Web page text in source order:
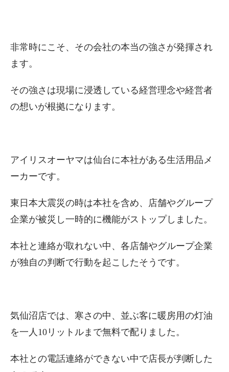
非常時にこそ、その会社の本当の強さが発揮され
ます。
その強さは現場に浸透している経営理念や経営者
の想いが根拠になります。
アイリスオーヤマは仙台に本社がある生活用品メ
ーカーです。
東日本大震災の時は本社を含め、店舗やグループ
企業が被災し一時的に機能がストップしました。
本社と連絡が取れない中、各店舗やグループ企業
が独自の判断で行動を起こしたそうです。
気仙沼店では、寒さの中、並ぶ客に暖房用の灯油
を一人10リットルまで無料で配りました。
本社との電話連絡ができない中で店長が判断した